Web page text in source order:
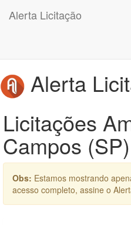
Alerta Licitação
Alerta
Licitações
Campos (SP)
Obs: Estamos mostrando
acesso completo, assine o